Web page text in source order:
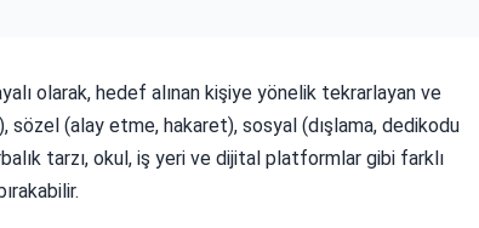
olarak, hedef alınan kişiye yönelik tekrarlayan ve
sözel (alay etme, hakaret), sosyal (dışlama, dedikodu
tarzı, okul, iş yeri ve dijital platformlar gibi farklı